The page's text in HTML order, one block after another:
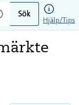
Sök
Hjälp/Tips